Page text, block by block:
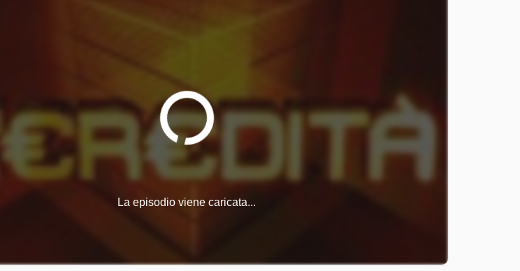
La episodio viene caricata...